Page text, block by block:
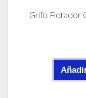
Grifo Flotador